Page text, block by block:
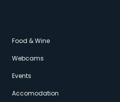
Food & Wine
Webcams
Events
Accomodation